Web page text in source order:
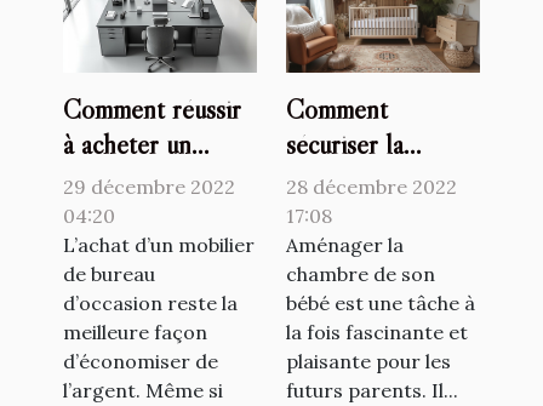
Comment réussir
à acheter un
mobilier de
bureau d’occasion
?
29 décembre 2022
04:20
L’achat d’un mobilier
de bureau
d’occasion reste la
meilleure façon
d’économiser de
l’argent. Même si
Comment
sécuriser la
chambre de son
bébé ?
28 décembre 2022
17:08
Aménager la
chambre de son
bébé est une tâche à
la fois fascinante et
plaisante pour les
futurs parents. Il...